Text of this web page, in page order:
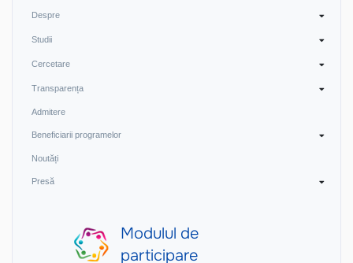
Despre
Studii
Cercetare
Transparența
Admitere
Beneficiarii programelor
Noutăți
Presă